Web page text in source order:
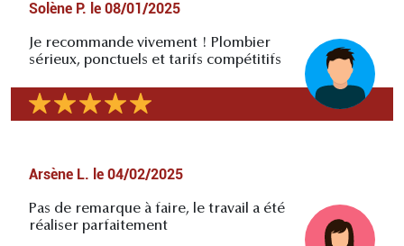
Solène P. le 08/01/2025
Je recommande vivement ! Plombier
sérieux, ponctuels et tarifs compétitifs
Arsène L. le 04/02/2025
Pas de remarque à faire, le travail a été
réaliser parfaitement